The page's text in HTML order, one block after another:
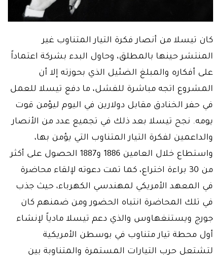
كان تيسلا من أنصار فكرة التيار المتناوب غير
المنتشر حينها بالمطلق، وحاول البدء بشركة اعتماداً
على أفكاره والمبلغ الضئيل الذي بحوزته إلا أن
المشروع اتجه مباشرة للفشل، ما دفع تيسلا للعمل
في حفر الخنادق مقابل دولارين في اليوم ليؤمن قوت
يومه. نجح تيسلا بعد ذلك في تجميع عدد من الأنصار
والداعمين لفكرة التيار المتناوب التي يؤمن بها،
واستطاع خلال العامين 1886 و1887 الحصول على أكثر
من 30 براءة اختراع، كما تمت دعوته لإلقاء محاضرة
في المعهد الأمريكي لمهندسي الكهرباء، حيث جذب
في تلك المحاضرة انتباه الحضور ومن ضمنهم كان
جورج ويستنغهاوس والذي دعم تيسلا مادياً لإنشاء
أول محطة تيار متناوب في بوسطن الأمريكية
لتشتعل حرب التيارات المستمرة والمتناوبة بين